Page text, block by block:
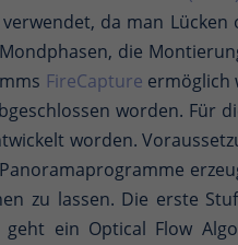
da man
die
FireCapture ermöglich
worden. Für
worden.
zu lassen. Die erste
ein Optical Flow